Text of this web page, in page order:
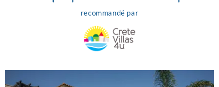
recommandé par